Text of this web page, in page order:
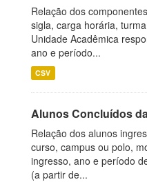
Relação dos
sigla, carga horária,
Unidade Acadêmica
ano e período...
CSV
Alunos Concluídos
Relação dos alunos
curso, campus ou polo,
ingresso, ano e período
(a partir de...